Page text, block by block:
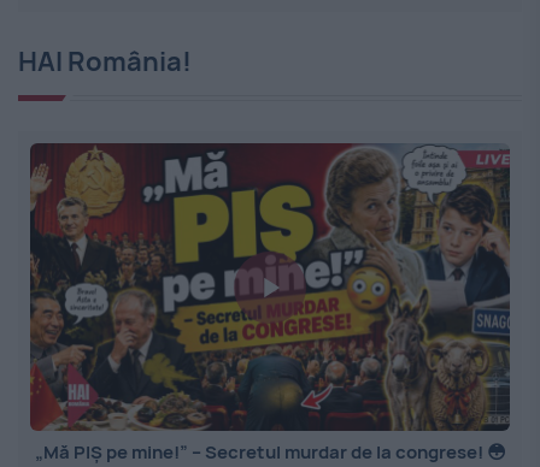
HAI România!
„Mă PIȘ pe mine!” – Secretul murdar de la congrese! 😳